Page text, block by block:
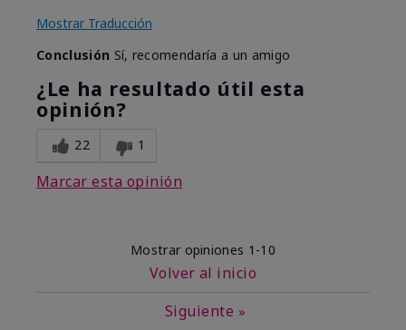
Mostrar Traducción
Conclusión Sí, recomendaría a un amigo
¿Le ha resultado útil esta
opinión?
22 1
Marcar esta opinión
Mostrar opiniones 1-10
Volver al inicio
Siguiente »